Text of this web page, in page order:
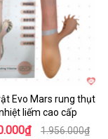
Evo Mars rung thụt
liếm cao cấp
1.956.000₫